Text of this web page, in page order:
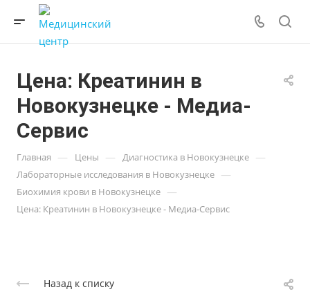
Цена: Креатинин в
Новокузнецке - Медиа-
Сервис
Главная — Цены — Диагностика в Новокузнецке —
Лабораторные исследования в Новокузнецке —
Биохимия крови в Новокузнецке —
Цена: Креатинин в Новокузнецке - Медиа-Сервис
Назад к списку